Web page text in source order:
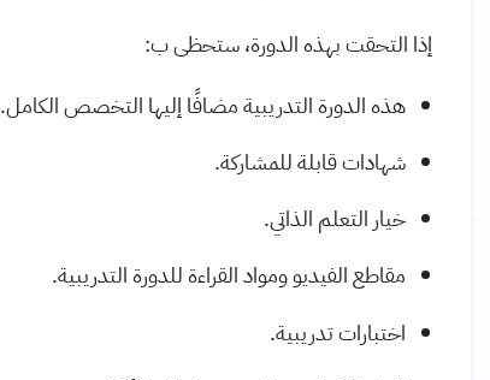
إذا التحقت بهذه الدورة، ستحظى ب:
هذه الدورة التدريبية مضافًا إليها التخصص الكامل.
شهادات قابلة للمشاركة.
خيار التعلم الذاتي.
مقاطع الفيديو ومواد القراءة للدورة التدريبية.
اختبارات تدريبية.